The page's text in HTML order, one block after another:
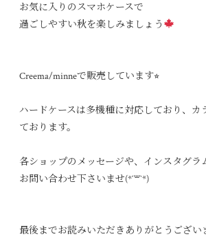
お気に入りのスマホケースで
過ごしやすい秋を楽しみましょう
Creema/minneで販売しています⭐︎
ハードケースは多機種に対応しており、カ
ております。
各ショップのメッセージや、インスタグラ
お問い合わせ下さいませ(*´꒳`*)
最後までお読みいただきありがとうござい